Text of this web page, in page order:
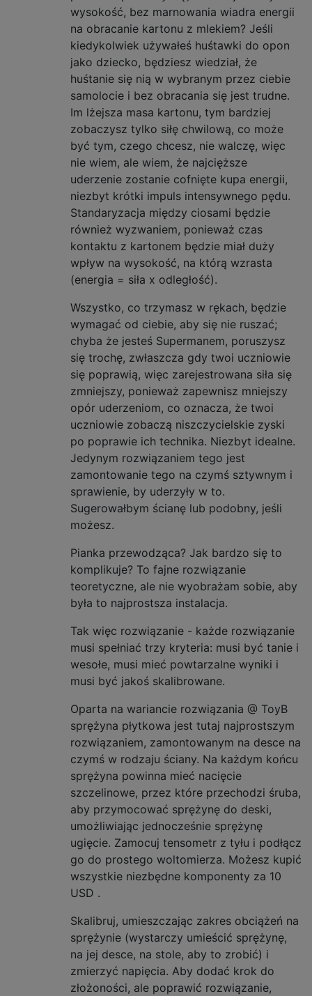
wysokość, bez marnowania wiadra energii
na obracanie kartonu z mlekiem? Jeśli
kiedykolwiek używałeś huśtawki do opon
jako dziecko, będziesz wiedział, że
huśtanie się nią w wybranym przez ciebie
samolocie i bez obracania się jest trudne.
Im lżejsza masa kartonu, tym bardziej
zobaczysz tylko siłę chwilową, co może
być tym, czego chcesz, nie walczę, więc
nie wiem, ale wiem, że najcięższe
uderzenie zostanie cofnięte kupa energii,
niezbyt krótki impuls intensywnego pędu.
Standaryzacja między ciosami będzie
również wyzwaniem, ponieważ czas
kontaktu z kartonem będzie miał duży
wpływ na wysokość, na którą wzrasta
(energia = siła x odległość).
Wszystko, co trzymasz w rękach, będzie
wymagać od ciebie, aby się nie ruszać;
chyba że jesteś Supermanem, poruszysz
się trochę, zwłaszcza gdy twoi uczniowie
się poprawią, więc zarejestrowana siła się
zmniejszy, ponieważ zapewnisz mniejszy
opór uderzeniom, co oznacza, że ​​twoi
uczniowie zobaczą niszczycielskie zyski
po poprawie ich technika. Niezbyt idealne.
Jedynym rozwiązaniem tego jest
zamontowanie tego na czymś sztywnym i
sprawienie, by uderzyły w to.
Sugerowałbym ścianę lub podobny, jeśli
możesz.
Pianka przewodząca? Jak bardzo się to
komplikuje? To fajne rozwiązanie
teoretyczne, ale nie wyobrażam sobie, aby
była to najprostsza instalacja.
Tak więc rozwiązanie - każde rozwiązanie
musi spełniać trzy kryteria: musi być tanie i
wesołe, musi mieć powtarzalne wyniki i
musi być jakoś skalibrowane.
Oparta na wariancie rozwiązania @ ToyB
sprężyna płytkowa jest tutaj najprostszym
rozwiązaniem, zamontowanym na desce na
czymś w rodzaju ściany. Na każdym końcu
sprężyna powinna mieć nacięcie
szczelinowe, przez które przechodzi śruba,
aby przymocować sprężynę do deski,
umożliwiając jednocześnie sprężynę
ugięcie. Zamocuj tensometr z tyłu i podłącz
go do prostego woltomierza. Możesz kupić
wszystkie niezbędne komponenty za 10
USD .
Skalibruj, umieszczając zakres obciążeń na
sprężynie (wystarczy umieścić sprężynę,
na jej desce, na stole, aby to zrobić) i
zmierzyć napięcia. Aby dodać krok do
złożoności, ale poprawić rozwiązanie,